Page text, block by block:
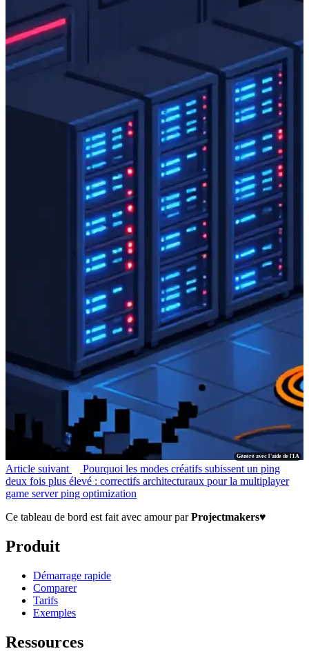
Généré avec l'aide de l'IA
Article suivant
Pourquoi les modes créatifs subissent un ping
deux fois plus élevé : correctifs architecturaux pour la multiplayer
game server ping optimization
Ce tableau de bord est fait avec amour parProjectmakers♥
Produit
Démarrage rapide
Comparer
Tarifs
Exemples
Ressources